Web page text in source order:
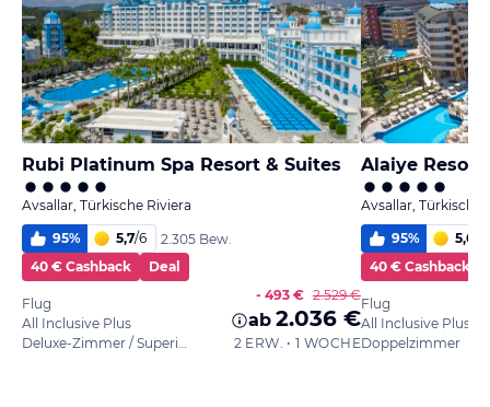
Rubi Platinum Spa Resort & Suites
Avsallar, Türkische Riviera
95% 5,7/6
2.305 Bew.
40 € Cashback
Deal
Flug
All Inclusive Plus
Deluxe-Zimmer / Superior
- 493 € 2.529 €
ab 2.036 €
2 ERW. • 1 WOCHE
Alaiye Resort
Avsallar, Türkische
95% 5,6
40 € Cashback
Flug
All Inclusive Plus
Doppelzimmer